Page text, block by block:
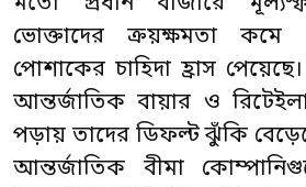
ভোক্তাদের ক্রয়ক্ষমতা
পোশাকের চাহিদা হ্রাস
আন্তর্জাতিক বায়ার ও
পড়ায় তাদের ডিফল্ট ঝুঁকি
আন্তর্জাতিক বীমা